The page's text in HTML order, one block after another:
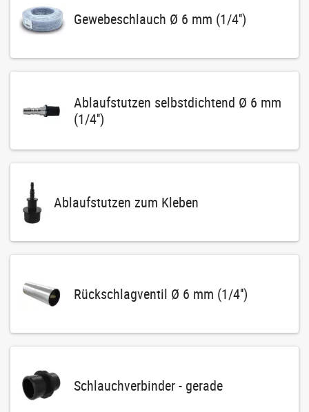
Gewebeschlauch Ø 6 mm (1/4'')
Ablaufstutzen selbstdichtend Ø 6 mm
(1/4'')
Ablaufstutzen zum Kleben
Rückschlagventil Ø 6 mm (1/4'')
Schlauchverbinder - gerade